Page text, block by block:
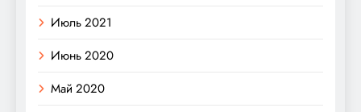
Июль 2021
Июнь 2020
Май 2020